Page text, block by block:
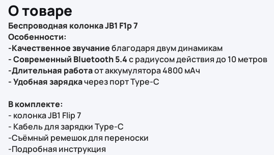
О товаре
Беспроводная колонка JB1 F1p 7
Особенности:
-Качественное звучаниеблагодаря двум динамикам
- Современный Bluetooth 5.4с радиусом действия до 10 метров
-Длительная работаот аккумулятора 4800 мАч
- Удобная зарядкачерез порт Type-C
В комплекте:
- колонка JB1 Flip 7
- Кабель для зарядки Type-C
-Съёмный ремешок для переноски
-Подробная инструкция